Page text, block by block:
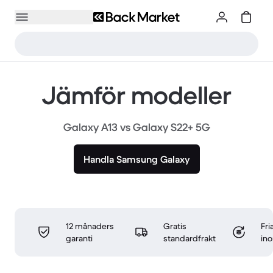
Jämför modeller
Galaxy A13 vs Galaxy S22+ 5G
Handla Samsung Galaxy
12 månaders
garanti
Gratis
standardfrakt